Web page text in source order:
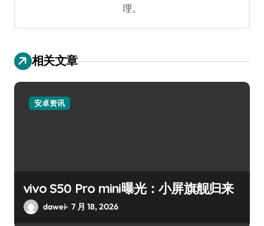
理。
相关文章
安卓资讯
vivo S50 Pro mini曝光：小屏旗舰归来
dawei 7 月 18, 2026